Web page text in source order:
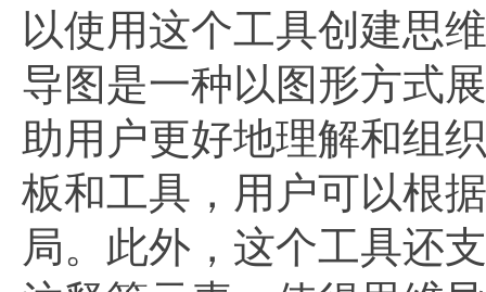
以使用这个工具创建思
导图是一种以图形方式
助用户更好地理解和组
板和工具，用户可以根
局。此外，这个工具还